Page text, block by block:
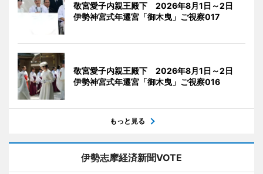
敬宮愛子内親王殿下 2026年8月1日～2日
伊勢神宮式年遷宮「御木曳」ご視察017
敬宮愛子内親王殿下 2026年8月1日～2日
伊勢神宮式年遷宮「御木曳」ご視察016
もっと見る
伊勢志摩経済新聞VOTE